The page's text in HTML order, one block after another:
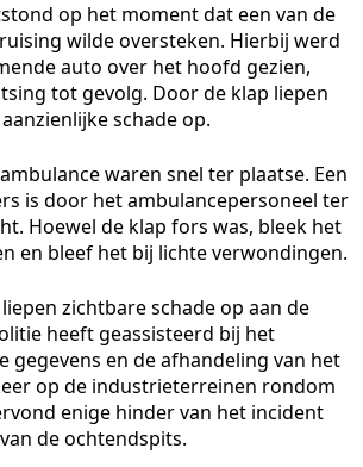
op het moment dat een van de
wilde oversteken. Hierbij werd
auto over het hoofd gezien,
tot gevolg. Door de klap liepen
schade op.
waren snel ter plaatse. Een
is door het ambulancepersoneel ter
Hoewel de klap fors was, bleek het
en bleef het bij lichte verwondingen.
zichtbare schade op aan de
heeft geassisteerd bij het
gegevens en de afhandeling van het
op de industrieterreinen rondom
enige hinder van het incident
de ochtendspits.